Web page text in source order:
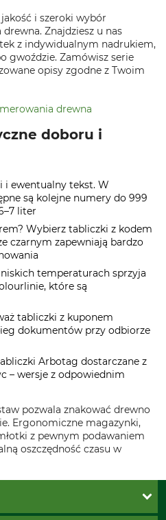
i szeroki wybór
Znajdziesz u nas
z indywidualnym nadrukiem,
gwoździe. Zamówisz serie
opisy zgodne z Twoim
drewna
doboru i
i ewentualny tekst. W
są kolejne numery do 999
liter
Wybierz tabliczki z kodem
czarnym zapewniają bardzo
temperaturach sprzyja
które są
tabliczki z kuponem
dokumentów przy odbiorze
Arbotag dostarczane z
– wersje z odpowiednim
pozwala znakować drewno
Ergonomiczne magazynki,
z pewnym podawaniem
oszczędność czasu w